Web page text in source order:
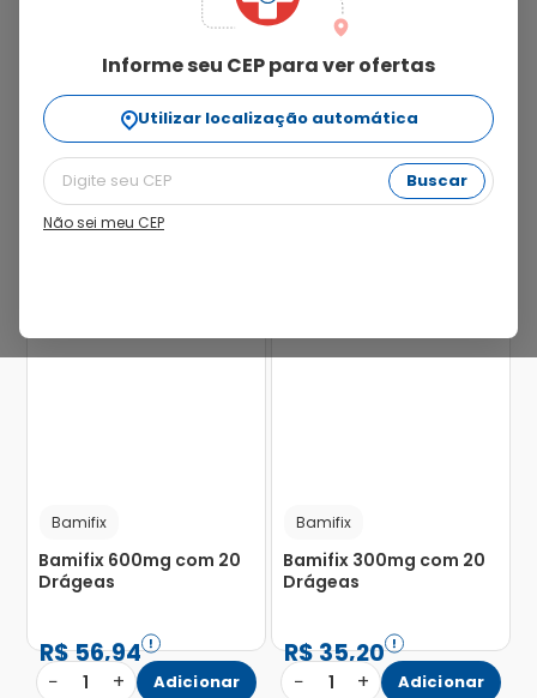
Informe seu CEP para ver ofertas
Utilizar localização automática
Buscar
Não sei meu CEP
Ordenar Por
relevância
25%
Bamifix
Bamifix 600mg com 20
Drágeas
R$56,94
− 1 + Adicionar
Bamifix
Bamifix 300mg com 20
Drágeas
R$35,20
− 1 + Adicionar